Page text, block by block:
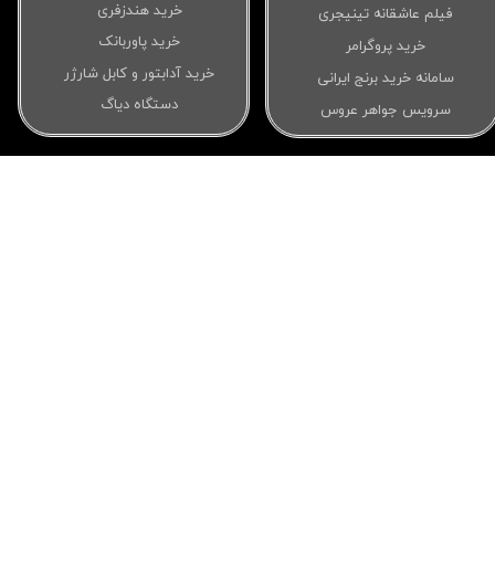
خرید هندزفری
خرید پاوربانک
خرید آدابتور و کابل شارژر
دستگاه دیاگ
فیلم عاشقانه تینیجری
خرید پروگرامر
سامانه خرید برنج ایرانی
سرویس جواهر عروس